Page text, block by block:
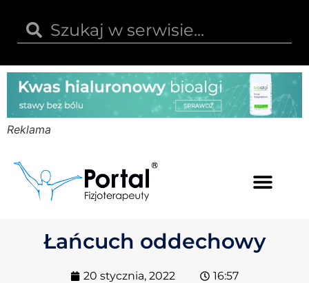
Reklama
Łańcuch oddechowy
20 stycznia, 2022 16:57